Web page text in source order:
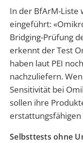
In der BfArM-Liste
eingeführt:
Bridging-Prüfung
erkennt der Test
haben laut PEI
nachzuliefern.
Sensitivität bei
sollen ihre
Selbsttests ohne